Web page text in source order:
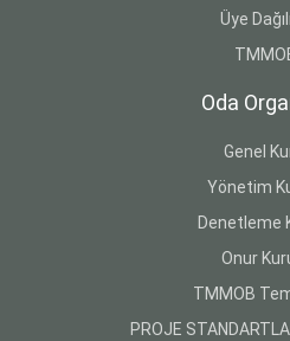
Üye
Oda
Genel
Yönetim
Denetleme
Onur
TMMOB
PROJE